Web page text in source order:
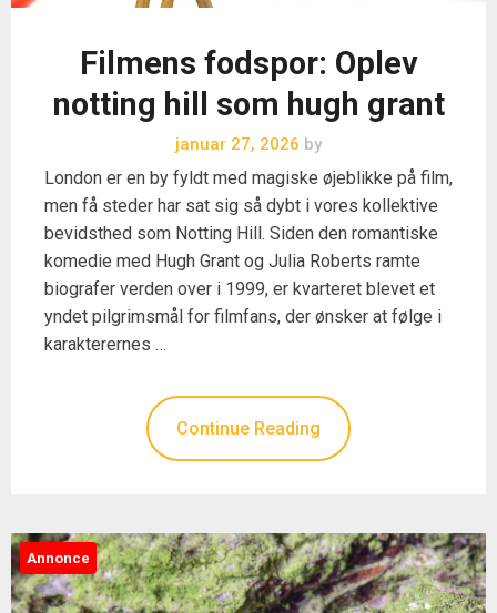
Filmens fodspor: Oplev
notting hill som hugh grant
januar 27, 2026 by
London er en by fyldt med magiske øjeblikke på film,
men få steder har sat sig så dybt i vores kollektive
bevidsthed som Notting Hill. Siden den romantiske
komedie med Hugh Grant og Julia Roberts ramte
biografer verden over i 1999, er kvarteret blevet et
yndet pilgrimsmål for filmfans, der ønsker at følge i
karakterernes …
Continue Reading
Annonce